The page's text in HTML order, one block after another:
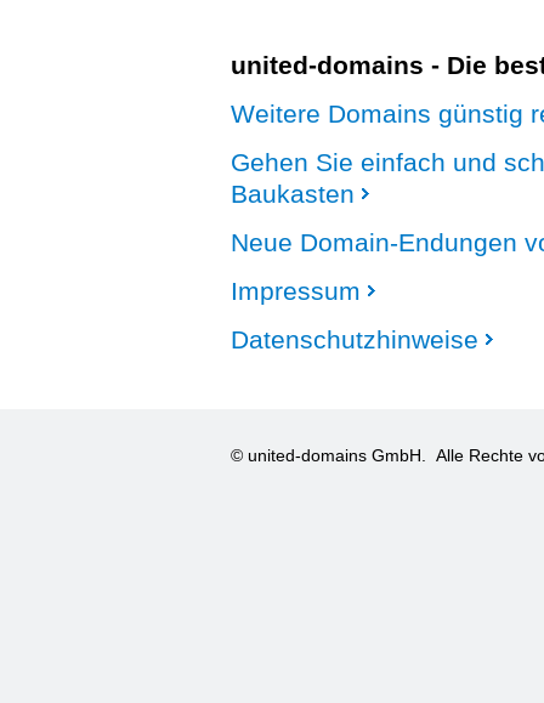
united-domains - Die
Weitere Domains günstig
Gehen Sie einfach und
Baukasten
Neue Domain-Endungen
Impressum
Datenschutzhinweise
© united-domains GmbH. Alle Rechte